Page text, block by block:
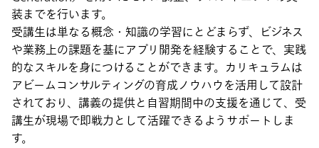
装までを行います。
受講生は単なる概念・知識の学習にとどまらず、ビジネス
や業務上の課題を基にアプリ開発を経験することで、実践
的なスキルを身につけることができます。カリキュラムは
アビームコンサルティングの育成ノウハウを活用して設計
されており、講義の提供と自習期間中の支援を通じて、受
講生が現場で即戦力として活躍できるようサポートしま
す。